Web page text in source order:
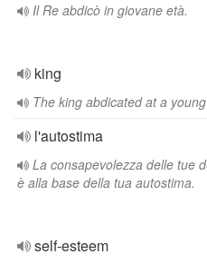
Il Re abdicò in giovane età.
king
The king abdicated at a
l'autostima
La consapevolezza delle tue
è alla base della tua autostima.
self-esteem